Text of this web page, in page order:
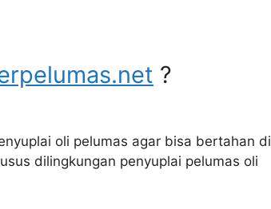
?
oli pelumas agar bisa bertahan di
dilingkungan penyuplai pelumas oli